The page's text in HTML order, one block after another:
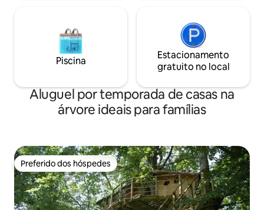
Piscina
Estacionamento
gratuito no local
Aluguel por temporada de casas na
árvore ideais para famílias
Preferido dos hóspedes
Preferido dos hóspedes